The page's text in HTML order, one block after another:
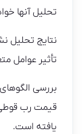
تحلیل آنها
نتایج
تأثیر عوامل
بررسی
قیمت رب
یافته است.